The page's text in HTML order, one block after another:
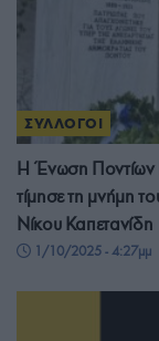
ΣΥΛΛΟΓΟΙ
Η Ένωση Ποντίων
τίμησε τη μνήμη
Νίκου Καπετανίδη
1/10/2025 - 4:27μμ